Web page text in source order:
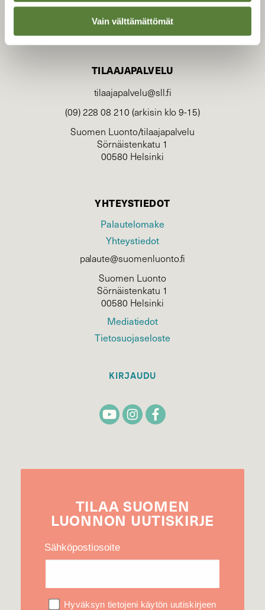
Vain välttämättömät
TILAAJAPALVELU
tilaajapalvelu@sll.fi
(09) 228 08 210 (arkisin klo 9-15)
Suomen Luonto/tilaajapalvelu
Sörnäistenkatu 1
00580 Helsinki
YHTEYSTIEDOT
Palautelomake
Yhteystiedot
palaute@suomenluonto.fi
Suomen Luonto
Sörnäistenkatu 1
00580 Helsinki
Mediatiedot
Tietosuojaseloste
KIRJAUDU
TILAA SUOMEN
LUONNON UUTIS­KIRJE
Sähköpostiosoite
Hyväksyn tietojeni käytön uutiskirjeen